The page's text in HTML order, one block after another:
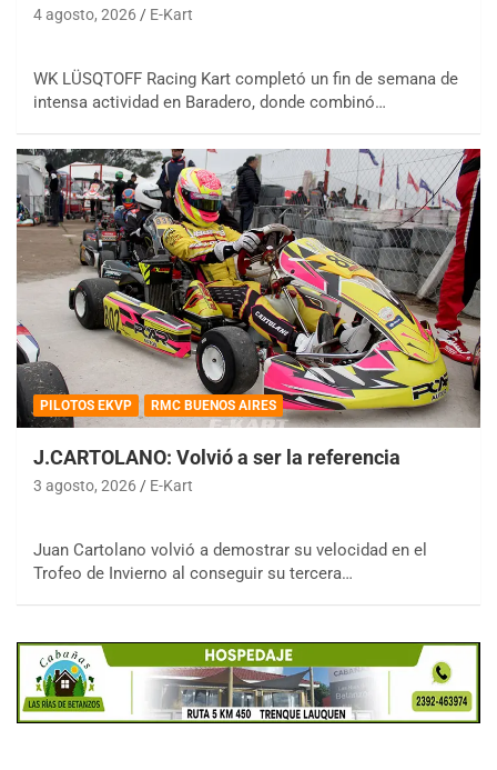
4 agosto, 2026 E-Kart
WK LÜSQTOFF Racing Kart completó un fin de semana de
intensa actividad en Baradero, donde combinó…
PILOTOS EKVP RMC BUENOS AIRES
J.CARTOLANO: Volvió a ser la referencia
3 agosto, 2026 E-Kart
Juan Cartolano volvió a demostrar su velocidad en el
Trofeo de Invierno al conseguir su tercera…
08/09-AGO
Ramiro Tot (Asfalto)
KDO - F6
Ciudad de Trenque Lauquen (Asfalto)
Trenque Lauquen (Buenos Aires)